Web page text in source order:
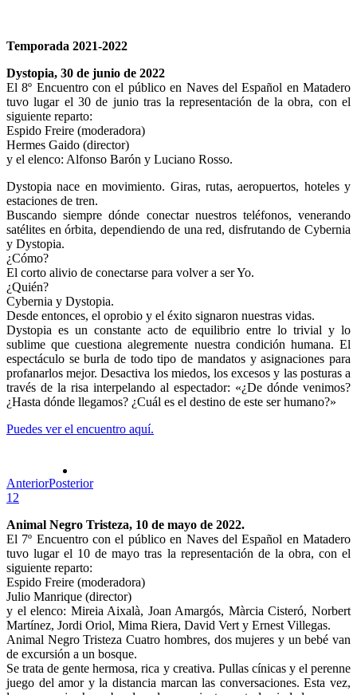
Temporada 2021-2022
Dystopia, 30 de junio de 2022
El 8º Encuentro con el público en Naves del Español en Matadero
tuvo lugar el 30 de junio tras la representación de la obra, con el
siguiente reparto:
Espido Freire (moderadora)
Hermes Gaido (director)
y el elenco: Alfonso Barón y Luciano Rosso.
Dystopia nace en movimiento. Giras, rutas, aeropuertos, hoteles y
estaciones de tren.
Buscando siempre dónde conectar nuestros teléfonos, venerando
satélites en órbita, dependiendo de una red, disfrutando de Cybernia
y Dystopia.
¿Cómo?
El corto alivio de conectarse para volver a ser Yo.
¿Quién?
Cybernia y Dystopia.
Desde entonces, el oprobio y el éxito signaron nuestras vidas.
Dystopia es un constante acto de equilibrio entre lo trivial y lo
sublime que cuestiona alegremente nuestra condición humana. El
espectáculo se burla de todo tipo de mandatos y asignaciones para
profanarlos mejor. Desactiva los miedos, los excesos y las posturas a
través de la risa interpelando al espectador: «¿De dónde venimos?
¿Hasta dónde llegamos? ¿Cuál es el destino de este ser humano?»
Puedes ver el encuentro aquí.
AnteriorPosterior
12
Animal Negro Tristeza, 10 de mayo de 2022.
El 7º Encuentro con el público en Naves del Español en Matadero
tuvo lugar el 10 de mayo tras la representación de la obra, con el
siguiente reparto:
Espido Freire (moderadora)
Julio Manrique (director)
y el elenco: Mireia Aixalà, Joan Amargós, Màrcia Cisteró, Norbert
Martínez, Jordi Oriol, Mima Riera, David Vert y Ernest Villegas.
Animal Negro Tristeza Cuatro hombres, dos mujeres y un bebé van
de excursión a un bosque.
Se trata de gente hermosa, rica y creativa. Pullas cínicas y el perenne
juego del amor y la distancia marcan las conversaciones. Esta vez,